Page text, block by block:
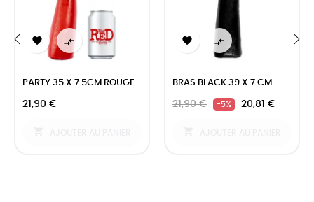
 
PARTY 35 X 7.5CM ROUGE
21,90 €
 
BRAS BLACK 39 X 7 CM
21,90 € -5% 20,81 €